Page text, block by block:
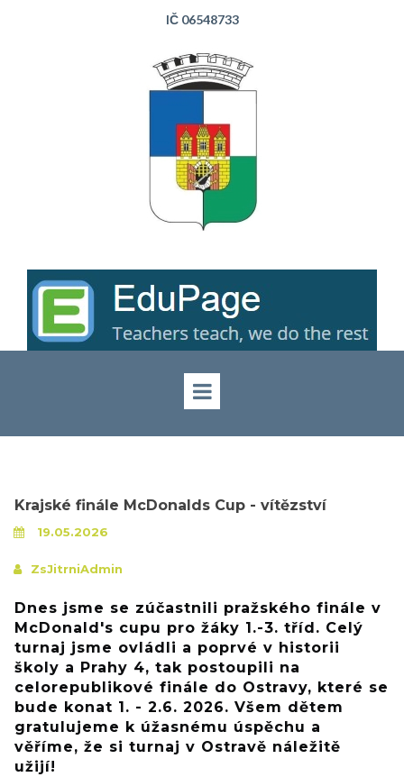
IČ 06548733
Krajské finále McDonalds Cup - vítězství
19.05.2026
ZsJitrniAdmin
Dnes jsme se zúčastnili pražského finále v
McDonald's cupu pro žáky 1.-3. tříd. Celý
turnaj jsme ovládli a poprvé v historii
školy a Prahy 4, tak postoupili na
celorepublikové finále do Ostravy, které se
bude konat 1. - 2.6. 2026. Všem dětem
gratulujeme k úžasnému úspěchu a
věříme, že si turnaj v Ostravě náležitě
užijí!